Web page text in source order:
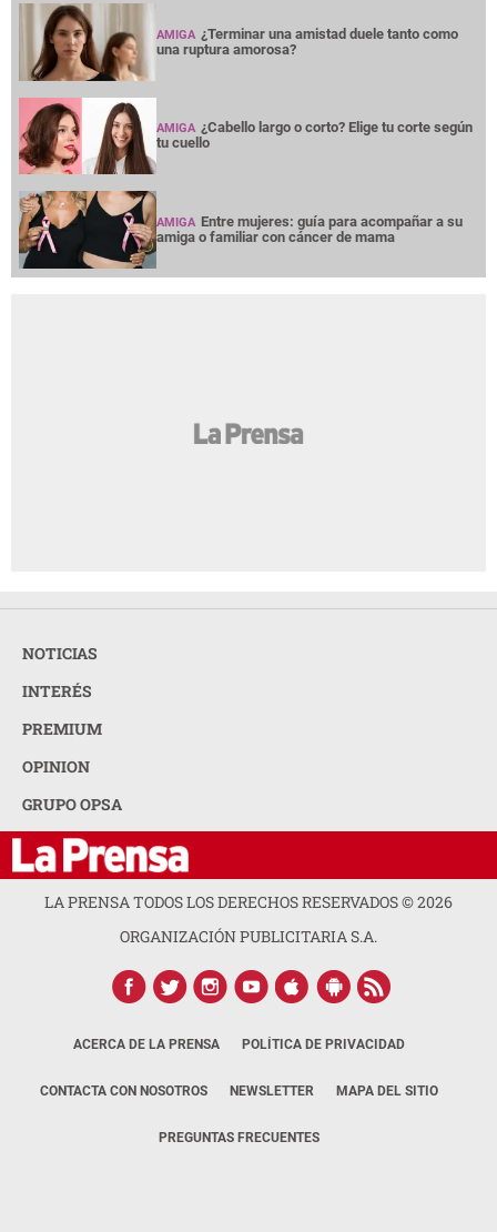
AMIGA ¿Terminar una amistad duele tanto como
una ruptura amorosa?
AMIGA ¿Cabello largo o corto? Elige tu corte según
tu cuello
AMIGA Entre mujeres: guía para acompañar a su
amiga o familiar con cáncer de mama
NOTICIAS
INTERÉS
PREMIUM
OPINION
GRUPO OPSA
LA PRENSA TODOS LOS DERECHOS RESERVADOS ©2026
ORGANIZACIÓN PUBLICITARIA S.A.
ACERCA DE LA PRENSA POLÍTICA DE PRIVACIDAD
CONTACTA CON NOSOTROS NEWSLETTER MAPA DEL SITIO
PREGUNTAS FRECUENTES